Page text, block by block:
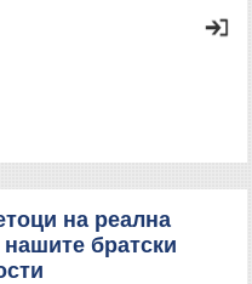
на реална
нашите братски